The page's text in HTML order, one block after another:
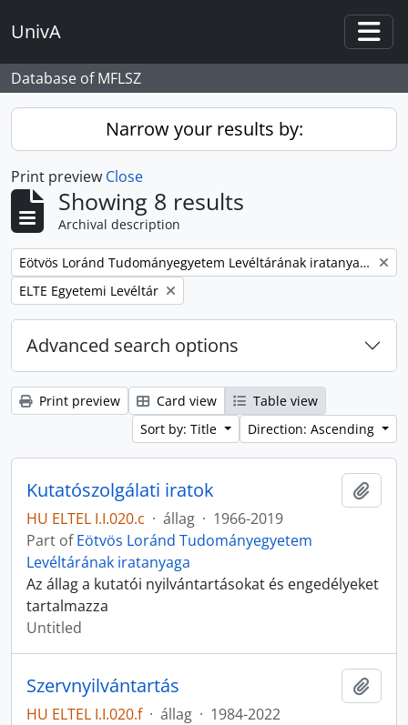
UnivA
Database of MFLSZ
Narrow your results by:
Print preview Close
Showing 8 results
Archival description
Remove filter:
Eötvös Loránd Tudományegyetem Levéltárának iratanyaga
Remove filter:
ELTE Egyetemi Levéltár
Advanced search options
Print preview Card view
Table view
Sort by: Title
Direction: Ascending
Kutatószolgálati iratok
HU ELTEL I.I.020.c · állag · 1966-2019
Part ofEötvös Loránd Tudományegyetem
Levéltárának iratanyaga
Az állag a kutatói nyilvántartásokat és engedélyeket
tartalmazza
Untitled
Szervnyilvántartás
HU ELTEL I.I.020.f · állag · 1984-2022